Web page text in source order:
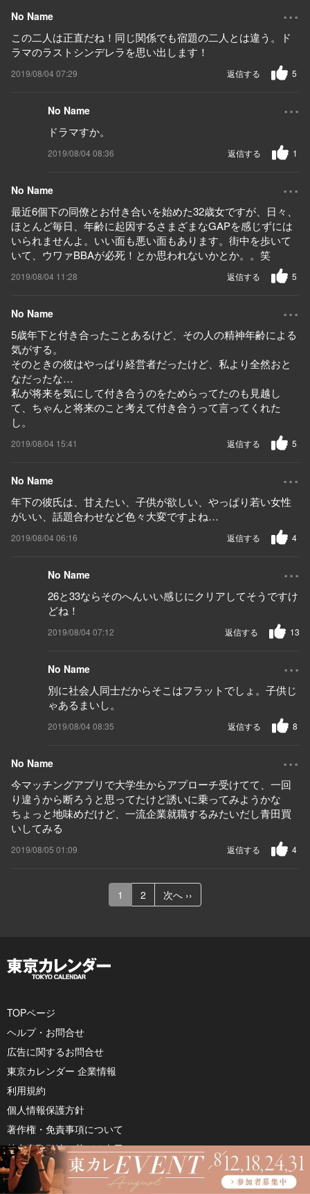
No Name ...
この二人は正直だね！同じ関係でも宿題の二人とは違う。ド
ラマのラストシンデレラを思い出します！
2019/08/04 07:29 5
返信する
No Name ...
ドラマすか。
2019/08/04 08:36 1
返信する
No Name ...
最近6個下の同僚とお付き合いを始めた32歳女ですが、日々、
ほとんど毎日、年齢に起因するさまざまなGAPを感じずには
いられませんよ。いい面も悪い面もあります。街中を歩いて
いて、ウワァBBAが必死！とか思われないかとか。。笑
2019/08/04 11:28 5
返信する
No Name ...
5歳年下と付き合ったことあるけど、その人の精神年齢による
気がする。
そのときの彼はやっぱり経営者だったけど、私より全然おと
なだったな…
私が将来を気にして付き合うのをためらってたのも見越し
て、ちゃんと将来のこと考えて付き合うって言ってくれた
し。
2019/08/04 15:41 5
返信する
No Name ...
年下の彼氏は、甘えたい、子供が欲しい、やっぱり若い女性
がいい、話題合わせなど色々大変ですよね…
2019/08/04 06:16 4
返信する
No Name ...
26と33ならそのへんいい感じにクリアしてそうですけ
どね！
2019/08/04 07:12 13
返信する
No Name ...
別に社会人同士だからそこはフラットでしょ。子供じ
ゃあるまいし。
2019/08/04 08:35 8
返信する
No Name ...
今マッチングアプリで大学生からアプローチ受けてて、一回
り違うから断ろうと思ってたけど誘いに乗ってみようかな
ちょっと地味めだけど、一流企業就職するみたいだし青田買
いしてみる
2019/08/05 01:09 4
返信する
1 2 次へ ››
TOPページ
ヘルプ・お問合せ
広告に関するお問合せ
東京カレンダー 企業情報
利用規約
個人情報保護方針
著作権・免責事項について
特定商取引法に基づく表示
月刊誌『東京カレンダー』
婚活・恋活アプリ『東カレデート』